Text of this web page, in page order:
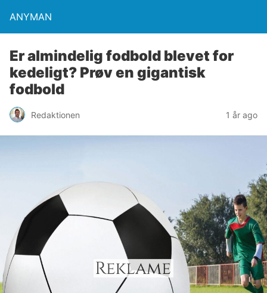
ANYMAN
Er almindelig fodbold blevet for
kedeligt? Prøv en gigantisk
fodbold
Redaktionen 1 år ago